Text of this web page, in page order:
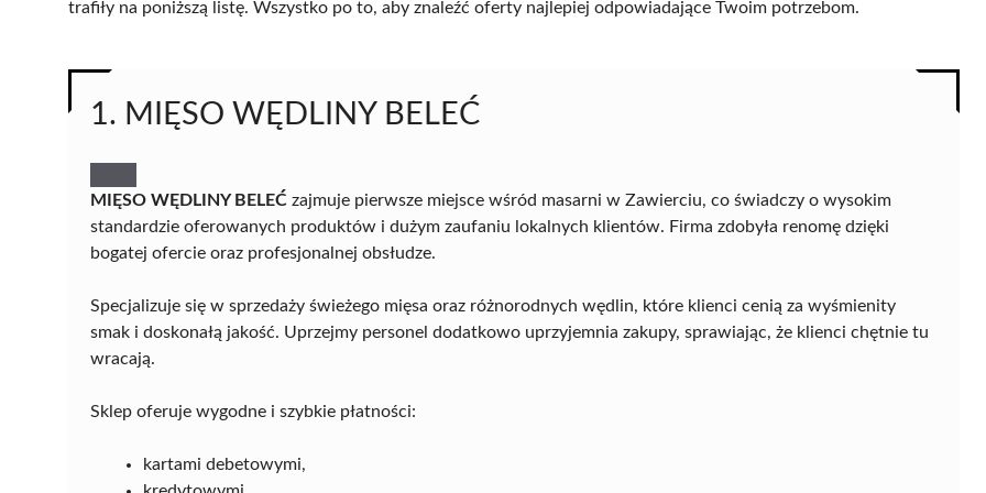
trafiły na poniższą listę. Wszystko po to, aby znaleźć oferty najlepiej odpowiadające Twoim potrzebom.
1. MIĘSO WĘDLINY BELEĆ
MIĘSO WĘDLINY BELEĆ zajmuje pierwsze miejsce wśród masarni w Zawierciu, co świadczy o wysokim
standardzie oferowanych produktów i dużym zaufaniu lokalnych klientów. Firma zdobyła renomę dzięki
bogatej ofercie oraz profesjonalnej obsłudze.
Specjalizuje się w sprzedaży świeżego mięsa oraz różnorodnych wędlin, które klienci cenią za wyśmienity
smak i doskonałą jakość. Uprzejmy personel dodatkowo uprzyjemnia zakupy, sprawiając, że klienci chętnie tu
wracają.
Sklep oferuje wygodne i szybkie płatności:
kartami debetowymi,